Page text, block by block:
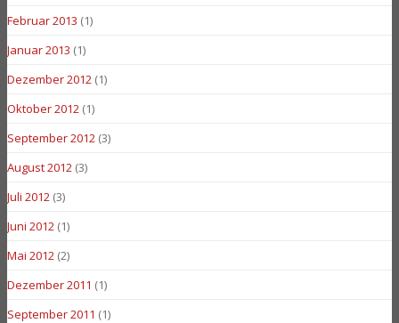
Februar 2013 (1)
Januar 2013 (1)
Dezember 2012 (1)
Oktober 2012 (1)
September 2012 (3)
August 2012 (3)
Juli 2012 (3)
Juni 2012 (1)
Mai 2012 (2)
Dezember 2011 (1)
September 2011 (1)